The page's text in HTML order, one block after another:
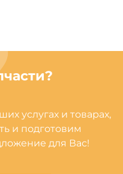
услугах и товарах,
и подготовим
для Вас!